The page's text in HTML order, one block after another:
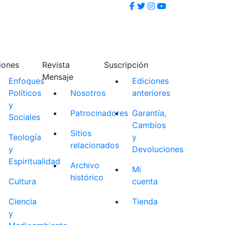
Enfoques
Políticos
y
Sociales
Teología
y
Espiritualidad
Cultura
Ciencia
y
Revista
Mensaje
Nosotros
Patrocinadores
Sitios
relacionados
Archivo
histórico
Suscripción
Ediciones
anteriores
Garantía,
Cambios
y
Devoluciones
Mi
cuenta
Tienda